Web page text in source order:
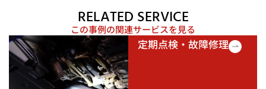
RELATED SERVICE
この事例の関連サービスを見る
定期点検・故障修理